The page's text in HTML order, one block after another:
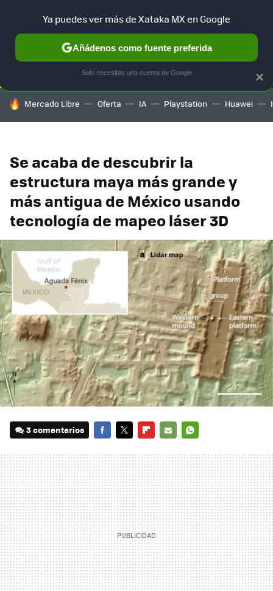
SELECCIÓN GAMING HOME AUTO TERRITORIO
HOY SE HABLA DE
Mercado Libre Oferta IA Playstation Huawei
Se acaba de descubrir la
estructura maya más grande y
más antigua de México usando
tecnología de mapeo láser 3D
3 comentarios
MAIL
×
Ya puedes ver más de Xataka MX en Google
Añádenos como fuente preferida
Solo necesitas una cuenta de Google